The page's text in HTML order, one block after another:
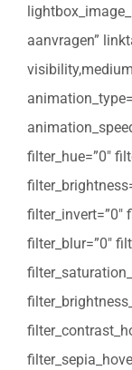
aanvragen”
filter_hue=”0″
filter_invert=”0″
filter_blur=”0″